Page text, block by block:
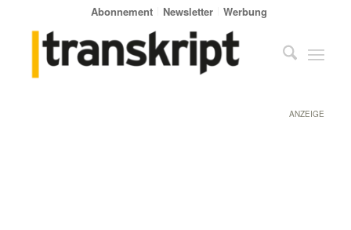
Abonnement Newsletter Werbung
ANZEIGE